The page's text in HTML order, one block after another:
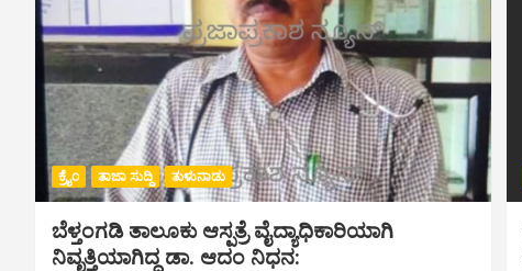
ಕ್ರೈಂ ತಾಜಾ ಸುದ್ದಿ ತುಳುನಾಡು
ಬೆಳ್ತಂಗಡಿ ತಾಲೂಕು ಆಸ್ಪತ್ರೆ ವೈದ್ಯಾಧಿಕಾರಿಯಾಗಿ
ನಿವೃತ್ತಿಯಾಗಿದ್ದ ಡಾ. ಆದಂ ನಿಧನ: